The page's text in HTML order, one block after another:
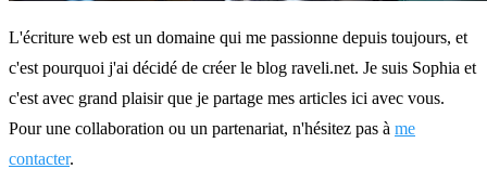
L'écriture web est un domaine qui me passionne depuis toujours, et
c'est pourquoi j'ai décidé de créer le blog raveli.net. Je suis Sophia et
c'est avec grand plaisir que je partage mes articles ici avec vous.
Pour une collaboration ou un partenariat, n'hésitez pas à me
contacter.